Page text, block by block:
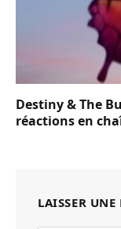
Destiny & The
réactions en
LAISSER UNE